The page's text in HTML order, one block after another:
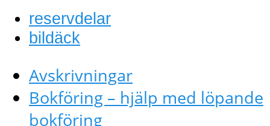
reservdelar
bildäck
Avskrivningar
Bokföring – hjälp med löpande
bokföring